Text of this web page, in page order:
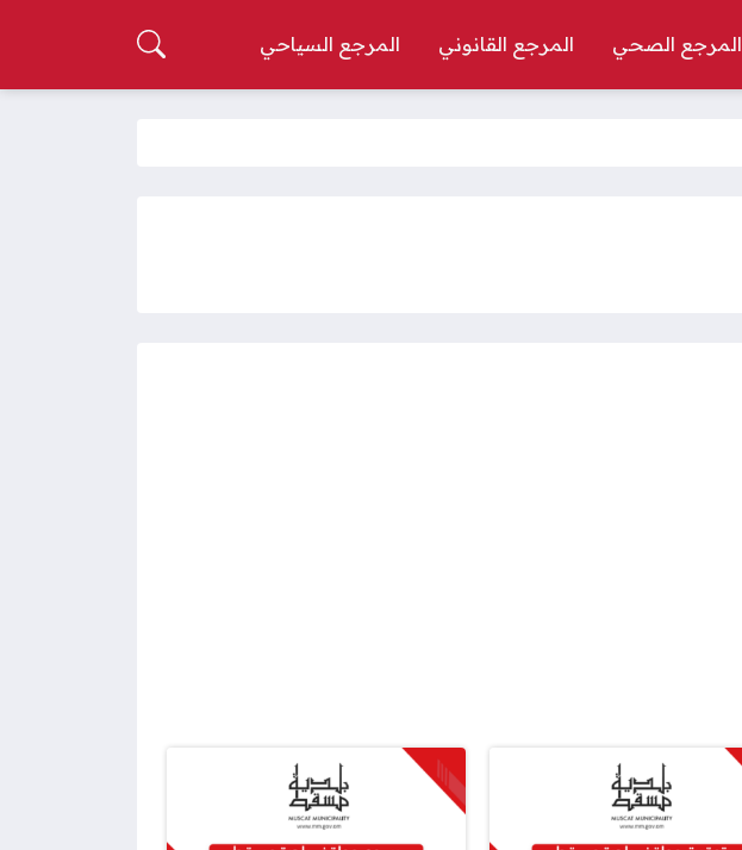
المرجع الصحي المرجع القانوني المرجع السياحي